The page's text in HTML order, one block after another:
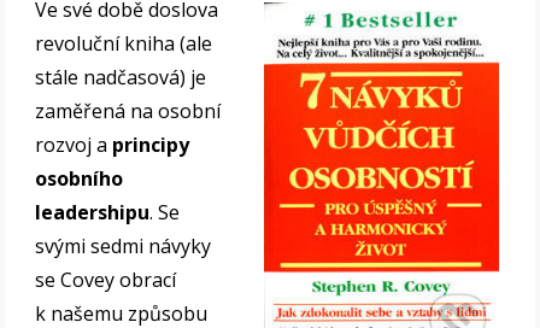
Ve své době doslova
revoluční kniha (ale
stále nadčasová) je
zaměřená na osobní
rozvoj a principy
osobního
leadershipu. Se
svými sedmi návyky
se Covey obrací
k našemu způsobu